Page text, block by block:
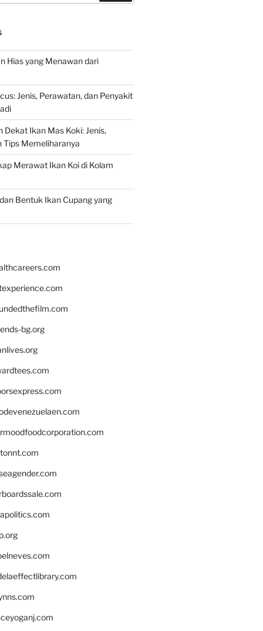
Hias yang Menawan dari
Jenis, Perawatan, dan Penyakit
Dekat Ikan Mas Koki: Jenis,
Tips Memeliharanya
Merawat Ikan Koi di Kolam
Bentuk Ikan Cupang yang
bg.org